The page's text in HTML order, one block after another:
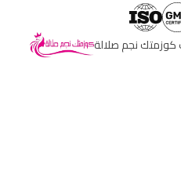
كوزمتك نجم صلالة